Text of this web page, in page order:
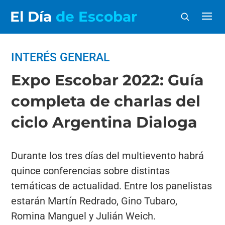
El Día de Escobar
INTERÉS GENERAL
Expo Escobar 2022: Guía
completa de charlas del
ciclo Argentina Dialoga
Durante los tres días del multievento habrá
quince conferencias sobre distintas
temáticas de actualidad. Entre los panelistas
estarán Martín Redrado, Gino Tubaro,
Romina Manguel y Julián Weich.